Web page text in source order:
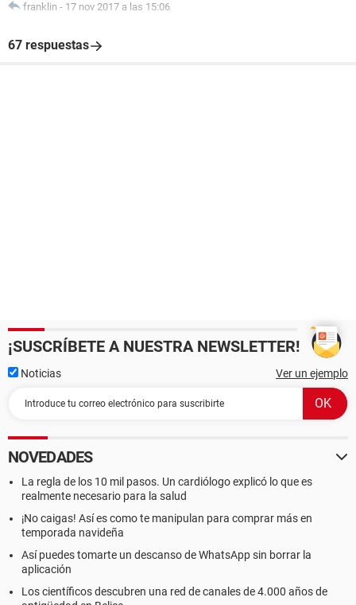
franklin - 17 nov 2017 a las 15:06
67 respuestas
¡SUSCRÍBETE A NUESTRA NEWSLETTER!
Noticias Ver un ejemplo
NOVEDADES
La regla de los 10 mil pasos. Un cardiólogo explicó lo que es
realmente necesario para la salud
¡No caigas! Así es como te manipulan para comprar más en
temporada navideña
Así puedes tomarte un descanso de WhatsApp sin borrar la
aplicación
Los científicos descubren una red de canales de 4.000 años de